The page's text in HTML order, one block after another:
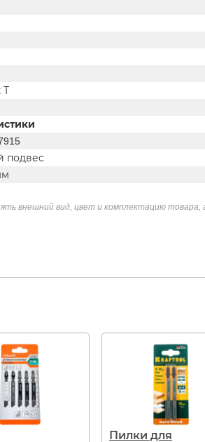
Т
подвес
внешний вид, цвет и комплектацию товара,
Пилки для